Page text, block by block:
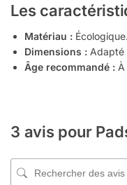
Les
Matériau : Écologique.
Dimensions : Adapté
Âge recommandé :
3 avis pour